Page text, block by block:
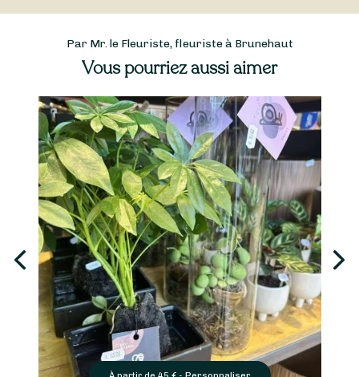
Par Mr. le Fleuriste, fleuriste à Brunehaut
Vous pourriez aussi aimer